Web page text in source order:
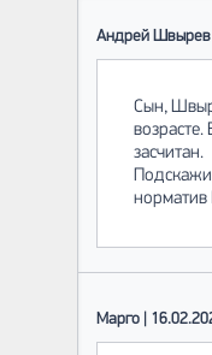
Андрей Швырев
Сын,
засчитан.
норматив
Марго |